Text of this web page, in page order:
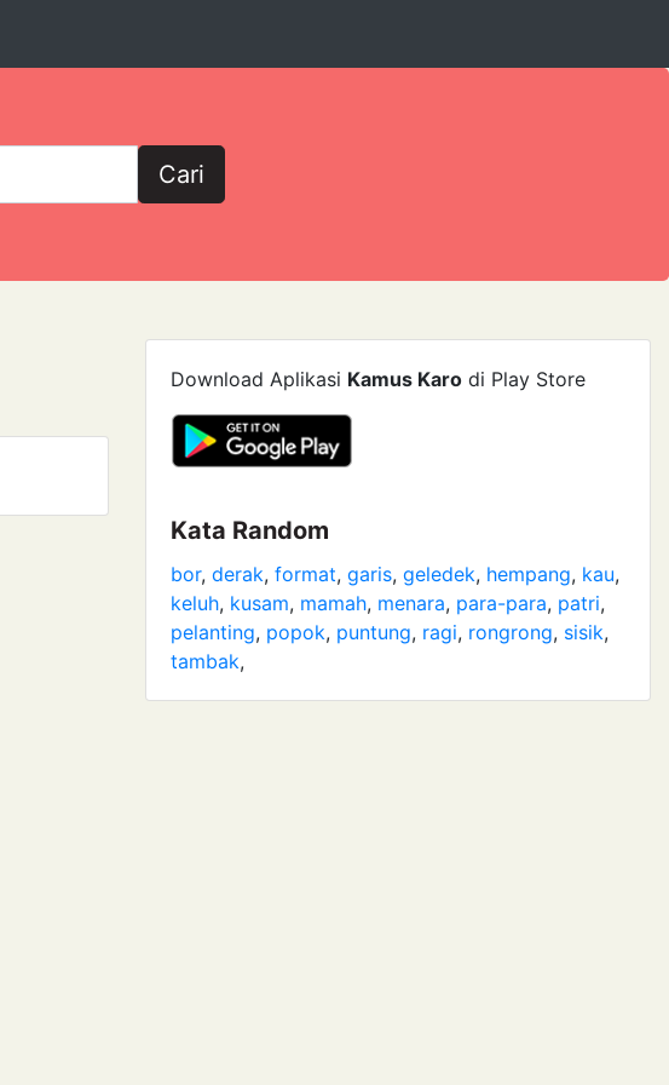
Cari
Download Aplikasi Kamus Karo di Play Store
Kata Random
bor, derak, format, garis, geledek, hempang, kau,
keluh, kusam, mamah, menara, para-para, patri,
pelanting, popok, puntung, ragi, rongrong, sisik,
tambak,